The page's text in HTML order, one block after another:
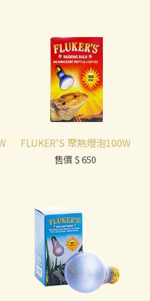
FLUKER'S 聚熱燈泡100W
售價 $ 650